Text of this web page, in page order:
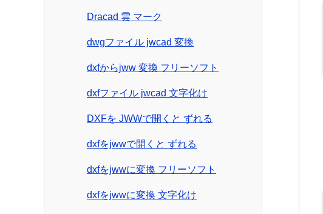
Dracad 雲 マーク
dwgファイル jwcad 変換
dxfからjww 変換 フリーソフト
dxfファイル jwcad 文字化け
DXFを JWWで開くと ずれる
dxfをjwwで開くと ずれる
dxfをjwwに変換 フリーソフト
dxfをjwwに変換 文字化け